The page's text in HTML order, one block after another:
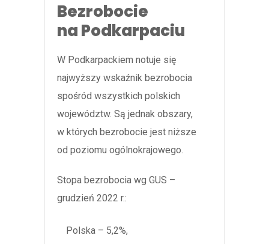
Bezrobocie
na Podkarpaciu
W Podkarpackiem notuje się
najwyższy wskaźnik bezrobocia
spośród wszystkich polskich
województw. Są jednak obszary,
w których bezrobocie jest niższe
od poziomu ogólnokrajowego.
Stopa bezrobocia wg GUS –
grudzień 2022 r.:
Polska – 5,2%,